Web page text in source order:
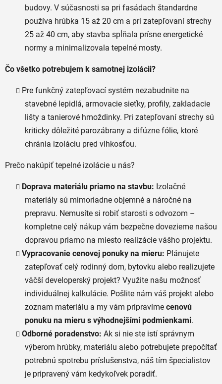
budovy. V súčasnosti sa pri fasádach štandardne
používa hrúbka 15 až 20 cm a pri zatepľovaní strechy
25 až 40 cm, aby stavba spĺňala prísne energetické
normy a minimalizovala tepelné mosty.
Čo všetko potrebujem k samotnej izolácii?
Pre funkčný zatepľovací systém nezabudnite na
stavebné lepidlá, armovacie sieťky, profily, zakladacie
lišty a tanierové hmoždinky. Pri zatepľovaní strechy sú
kriticky dôležité parozábrany a difúzne fólie, ktoré
chránia izoláciu pred vlhkosťou.
Prečo nakúpiť tepelné izolácie u nás?
Doprava materiálu priamo na stavbu: Izolačné
materiály sú mimoriadne objemné a náročné na
prepravu. Nemusíte si robiť starosti s odvozom –
kompletne celý nákup vám bezpečne dovezieme našou
dopravou priamo na miesto realizácie vášho projektu.
Vypracovanie cenovej ponuky na mieru: Plánujete
zatepľovať celý rodinný dom, bytovku alebo realizujete
väčší developerský projekt? Využite našu možnosť
individuálnej kalkulácie. Pošlite nám váš projekt alebo
zoznam materiálu a my vám pripravíme cenovú
ponuku na mieru s výhodnejšími podmienkami.
Odborné poradenstvo: Ak si nie ste istí správnym
výberom hrúbky, materiálu alebo potrebujete prepočítať
potrebnú spotrebu príslušenstva, náš tím špecialistov
je pripravený vám kedykoľvek poradiť.